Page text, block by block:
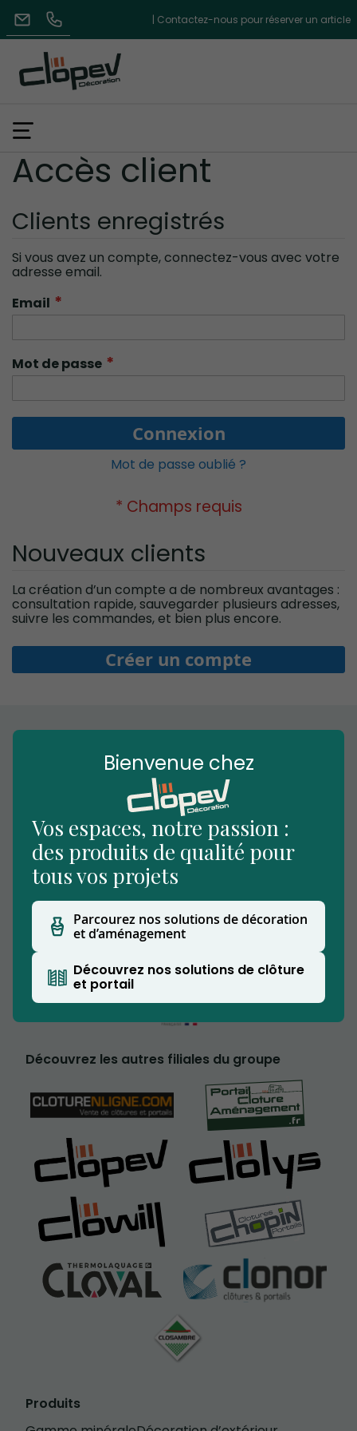
| Contactez-nous pour réserver un article
Accès client
Clients enregistrés
Si vous avez un compte, connectez-vous avec votre
adresse email.
Email
Mot de passe
Connexion
Mot de passe oublié ?
Nouveaux clients
La création d’un compte a de nombreux avantages :
consultation rapide, sauvegarder plusieurs adresses,
suivre les commandes, et bien plus encore.
Créer un compte
Nous vous accueillons dans notre établissement
situé à Beuvry-la-Forêt, notre showroom
extérieur vous permettra de découvrir nos
produits.
Clopev est affilié au Groupe CW
Découvrez les autres filiales du groupe
Produits
Bienvenue chez
Vos espaces, notre passion :
des produits de qualité pour
tous vos projets
Parcourez nos solutions de décoration
et d’aménagement
Découvrez nos solutions de clôture
et portail